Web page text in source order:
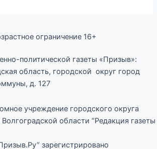
ограничение 16+
политической газеты «Призыв»:
область, городской округ город
д. 127
учреждение городского округа
области “Редакция газеты
зарегистрировано